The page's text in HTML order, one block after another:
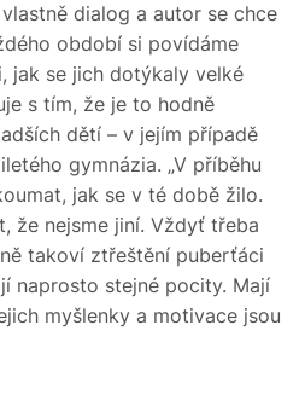
dialog a autor se chce
období si povídáme
jak se jich dotýkaly velké
s tím, že je to hodně
dětí – v jejím případě
gymnázia. „V příběhu
jak se v té době žilo.
že nejsme jiní. Vždyť třeba
takoví ztřeštění puberťáci
naprosto stejné pocity. Mají
myšlenky a motivace jsou